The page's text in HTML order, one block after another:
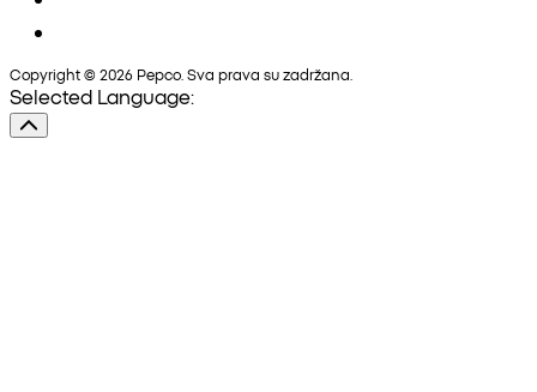
Copyright © 2026 Pepco. Sva prava su zadržana.
Selected Language: